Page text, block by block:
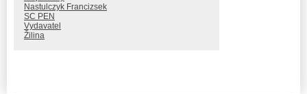
Nastulczyk Francizsek
SC PEN
Vydavatel
Žilina